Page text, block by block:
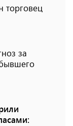
торговец
за